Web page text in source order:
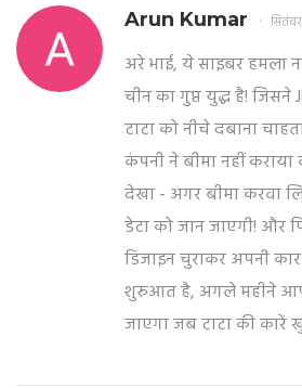
Arun Kumar
अरे भाई, ये साइबर हमला
चीन का गुप्त युद्ध है! जिसने
टाटा को नीचे दबाना
कंपनी ने बीमा नहीं कराया
देखा - अगर बीमा करवा
डेटा को जान जाएगी! और
डिजाइन चुराकर अपनी
शुरुआत है, अगले महीने
जाएगा जब टाटा की कारें